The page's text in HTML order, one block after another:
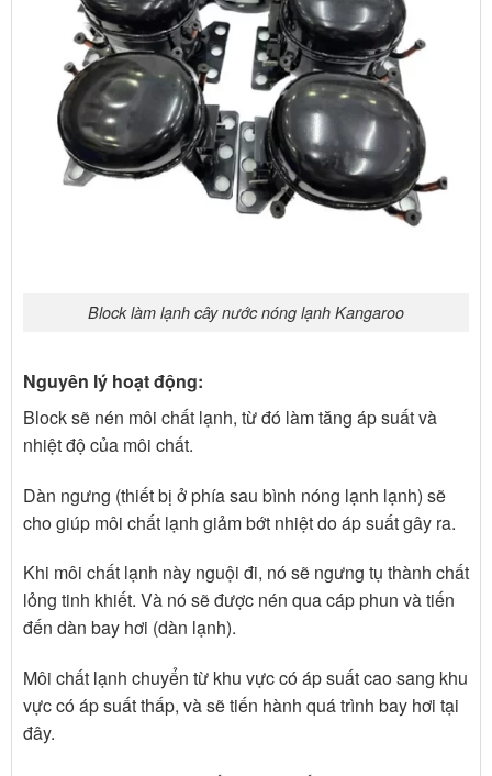
Block làm lạnh cây nước nóng lạnh Kangaroo
Nguyên lý hoạt động:
Block sẽ nén môi chất lạnh, từ đó làm tăng áp suất và
nhiệt độ của môi chất.
Dàn ngưng (thiết bị ở phía sau bình nóng lạnh lạnh) sẽ
cho giúp môi chất lạnh giảm bớt nhiệt do áp suất gây ra.
Khi môi chất lạnh này nguội đi, nó sẽ ngưng tụ thành chất
lỏng tinh khiết. Và nó sẽ được nén qua cáp phun và tiến
đến dàn bay hơi (dàn lạnh).
Môi chất lạnh chuyển từ khu vực có áp suất cao sang khu
vực có áp suất thấp, và sẽ tiến hành quá trình bay hơi tại
đây.